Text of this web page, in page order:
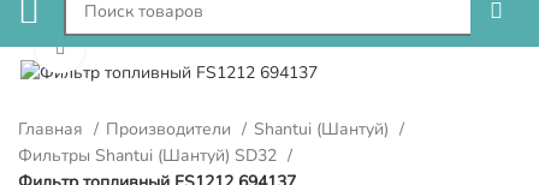
Нажмите, чтобы увеличить
Главная Производители
Shantui (Шантуй)
Фильтры Shantui (Шантуй) SD32